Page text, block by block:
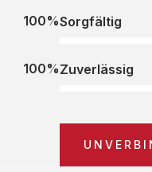
Sorgfältig
100%
Zuverlässig
100%